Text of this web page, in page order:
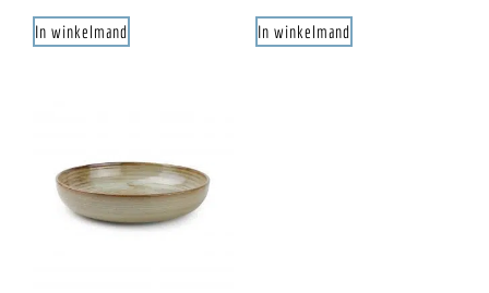
In winkelmand In winkelmand